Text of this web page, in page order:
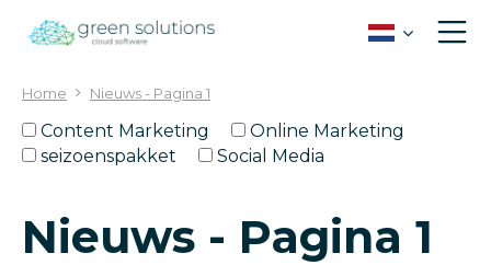
Home Nieuws - Pagina 1
Content Marketing
Online Marketing
seizoenspakket
Social Media
Nieuws - Pagina 1